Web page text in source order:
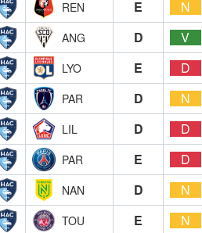
REN E N
ANG D V
LYO E D
PAR D N
LIL D D
PAR E D
NAN D N
TOU E N